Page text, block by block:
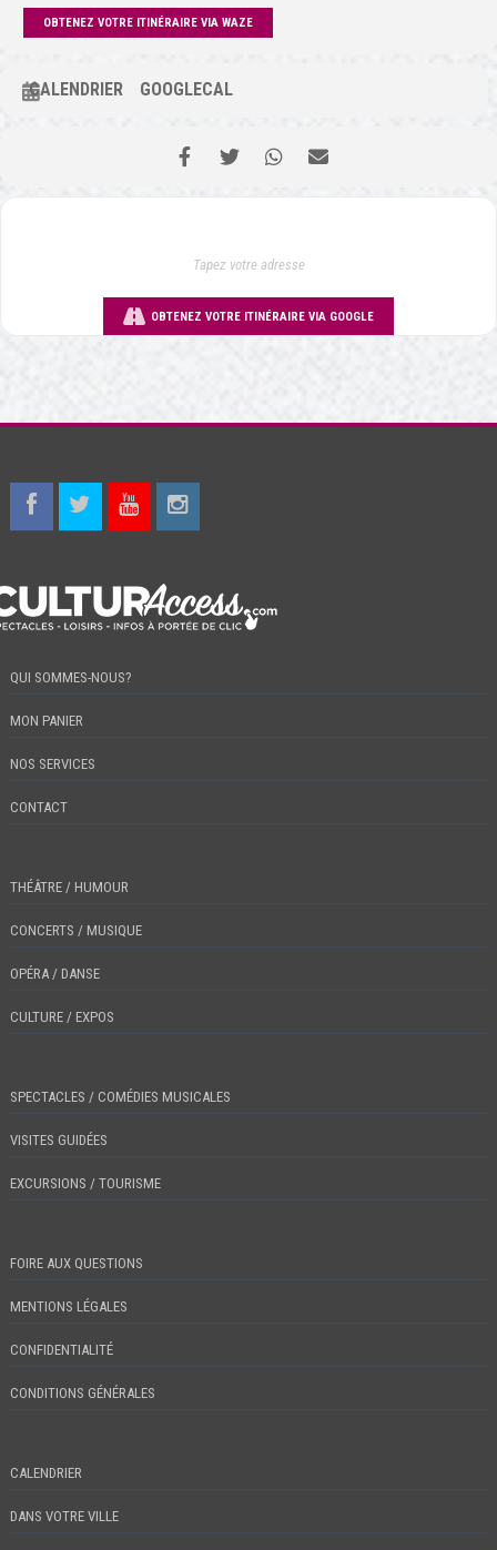
OBTENEZ VOTRE ITINÉRAIRE VIA WAZE
CALENDRIER GOOGLECAL
OBTENEZ VOTRE ITINÉRAIRE VIA GOOGLE
QUI SOMMES-NOUS?
MON PANIER
NOS SERVICES
CONTACT
THÉÂTRE / HUMOUR
CONCERTS / MUSIQUE
OPÉRA / DANSE
CULTURE / EXPOS
SPECTACLES / COMÉDIES MUSICALES
VISITES GUIDÉES
EXCURSIONS / TOURISME
FOIRE AUX QUESTIONS
MENTIONS LÉGALES
CONFIDENTIALITÉ
CONDITIONS GÉNÉRALES
CALENDRIER
DANS VOTRE VILLE